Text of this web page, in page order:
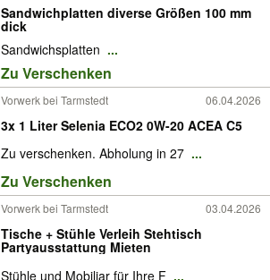
Sandwichplatten diverse Größen 100 mm
dick
Sandwichsplatten ...
Zu Verschenken
Vorwerk bei Tarmstedt 06.04.2026
3x 1 Liter Selenia ECO2 0W-20 ACEA C5
Zu verschenken. Abholung in 27 ...
Zu Verschenken
Vorwerk bei Tarmstedt 03.04.2026
Tische + Stühle Verleih Stehtisch
Partyausstattung Mieten
Stühle und Mobiliar für Ihre F ...